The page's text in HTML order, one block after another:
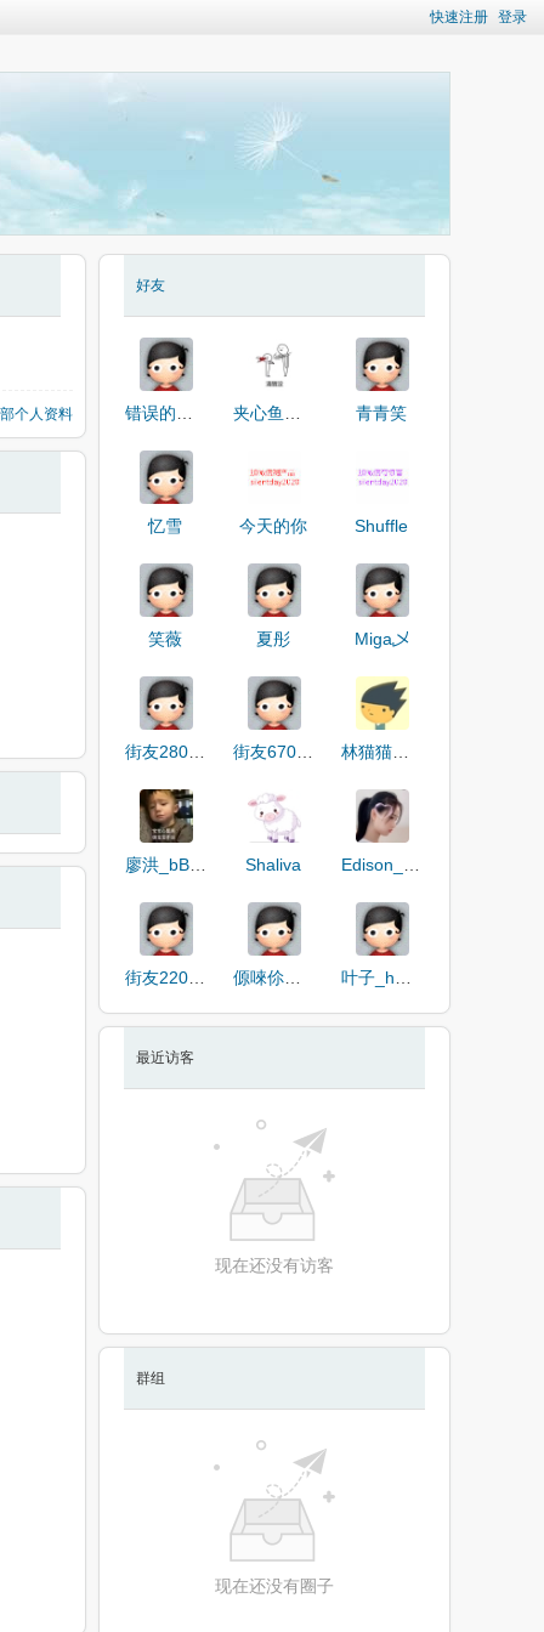
快速注册 登录
个人资料
好友
青青笑
忆雪 今天的你 Shuffle
笑薇 夏彤 Miga乄
街友28036067 街友67042488 林猫猫的烦恼生活
廖洪_bBBuh Shaliva
街友22059221 傆唻伱ヅ.卟慬
最近访客
现在还没有访客
群组
现在还没有圈子